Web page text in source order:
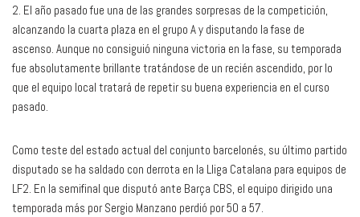
2. El año pasado fue una de las grandes sorpresas de la competición,
alcanzando la cuarta plaza en el grupo A y disputando la fase de
ascenso. Aunque no consiguió ninguna victoria en la fase, su temporada
fue absolutamente brillante tratándose de un recién ascendido, por lo
que el equipo local tratará de repetir su buena experiencia en el curso
pasado.
Como teste del estado actual del conjunto barcelonés, su último partido
disputado se ha saldado con derrota en la Lliga Catalana para equipos de
LF2. En la semifinal que disputó ante Barça CBS, el equipo dirigido una
temporada más por Sergio Manzano perdió por 50 a 57.